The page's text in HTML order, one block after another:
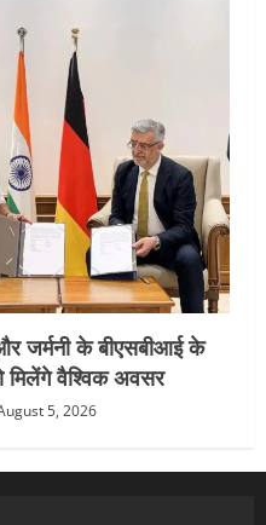
जर्मनी के बीएसबीआई के
मिलेंगे वैश्विक अवसर
5, 2026